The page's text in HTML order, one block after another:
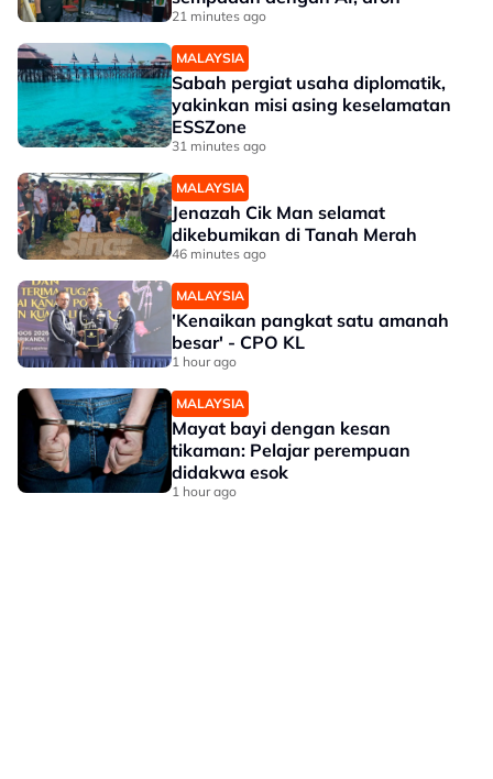
21 minutes ago
MALAYSIA
Sabah pergiat usaha diplomatik,
yakinkan misi asing keselamatan
ESSZone
31 minutes ago
MALAYSIA
Jenazah Cik Man selamat
dikebumikan di Tanah Merah
46 minutes ago
MALAYSIA
'Kenaikan pangkat satu amanah
besar' - CPO KL
1 hour ago
MALAYSIA
Mayat bayi dengan kesan
tikaman: Pelajar perempuan
didakwa esok
1 hour ago